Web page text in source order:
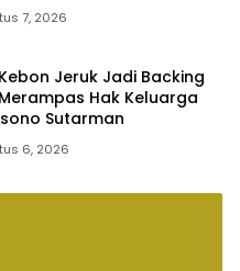
7, 2026
Jeruk Jadi Backing
Hak Keluarga
Sutarman
6, 2026